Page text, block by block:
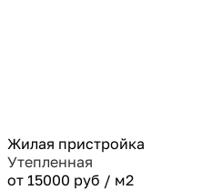
Жилая пристройка
Утепленная
от 15000 руб / м2